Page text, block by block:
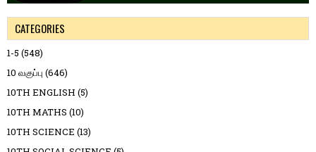
CATEGORIES
1-5 (548)
10 வகுப்பு (646)
10TH ENGLISH (5)
10TH MATHS (10)
10TH SCIENCE (13)